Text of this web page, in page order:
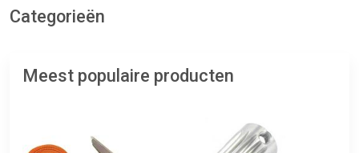
Categorieën
Meest populaire producten